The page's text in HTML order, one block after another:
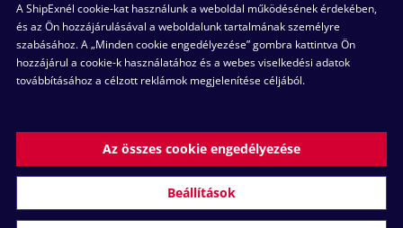
Hétköznapokon itt vagyunk Önnek8:00 és 17:00 óra
között
Kövessen minket
Adatvédelmi szabályzat
Panaszkezelési eljárás
A ShipExnél cookie-kat használunk a weboldal működésének érdekében,
és az Ön hozzájárulásával a weboldalunk tartalmának személyre
szabásához. A „Minden cookie engedélyezése” gombra kattintva Ön
hozzájárul a cookie-k használatához és a webes viselkedési adatok
továbbításához a célzott reklámok megjelenítése céljából.
Beállítások
Az összes cookie engedélyezése